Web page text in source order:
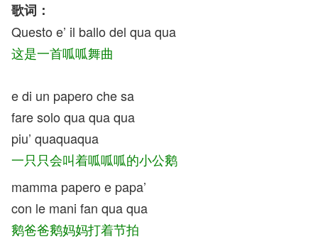
歌词：
Questo e’ il ballo del qua qua
这是一首呱呱舞曲
e di un papero che sa
fare solo qua qua qua
piu’ quaquaqua
一只只会叫着呱呱呱的小公鹅
mamma papero e papa’
con le mani fan qua qua
鹅爸爸鹅妈妈打着节拍